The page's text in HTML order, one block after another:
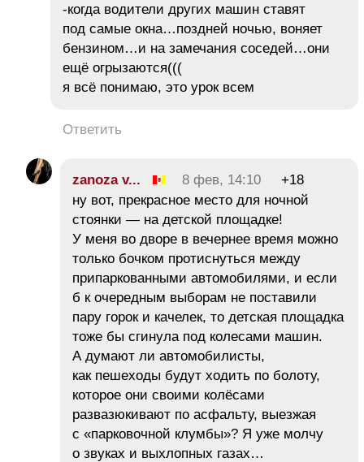
-когда водители других машин ставят
под самые окна…поздней ночью, воняет
бензином…и на замечания соседей…они
ещё огрызаются(((
я всё понимаю, это урок всем
Ответить
zanoza v... 8 фев, 14:10
+18
ну вот, прекрасное место для ночной
стоянки — на детской площадке!
У меня во дворе в вечернее время можно
только бочком протиснуться между
припаркованными автомобилями, и если
б к очередным выборам не поставили
пару горок и качелек, то детская площадка
тоже бы сгинула под колесами машин.
А думают ли автомобилисты,
как пешеходы будут ходить по болоту,
которое они своими колёсами
развазюкивают по асфальту, выезжая
с «парковочной клумбы»? Я уже молчу
о звуках и выхлопных газах…